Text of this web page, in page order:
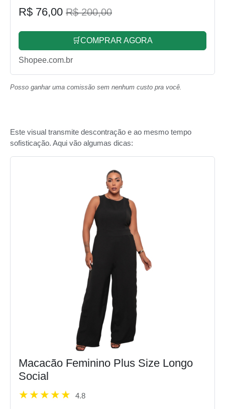
R$ 76,00 R$ 200,00
🛒COMPRAR AGORA
Shopee.com.br
Posso ganhar uma comissão sem nenhum custo pra você.
Este visual transmite descontração e ao mesmo tempo
sofisticação. Aqui vão algumas dicas:
Macacão Feminino Plus Size Longo
Social
4.8